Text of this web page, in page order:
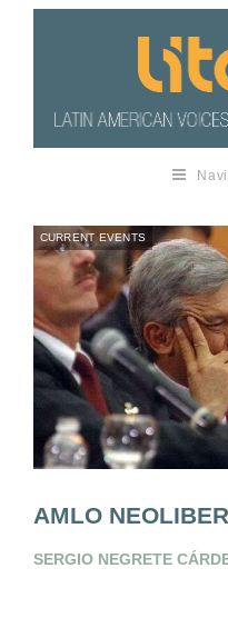
CURRENT EVENTS
AMLO
SERGIO NEGRETE